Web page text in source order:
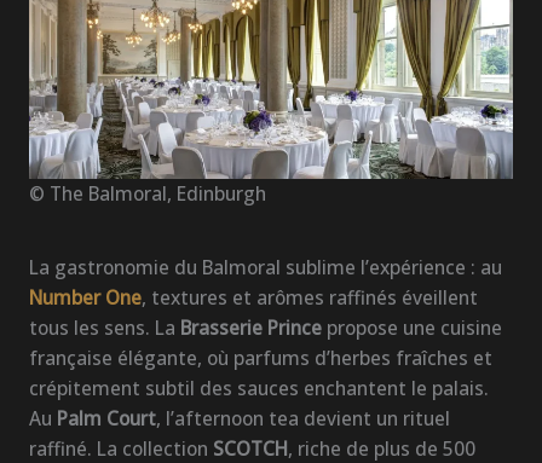
© The Balmoral, Edinburgh
La gastronomie du Balmoral sublime l’expérience : au
Number One, textures et arômes raffinés éveillent
tous les sens. La Brasserie Princepropose une cuisine
française élégante, où parfums d’herbes fraîches et
crépitement subtil des sauces enchantent le palais.
Au Palm Court, l’afternoon tea devient un rituel
raffiné. La collection SCOTCH, riche de plus de 500